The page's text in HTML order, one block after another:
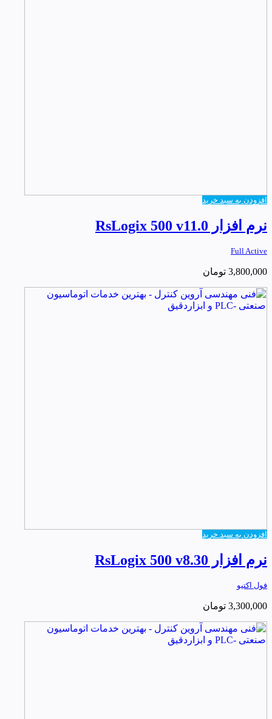
افزودن به سبد خرید
نرم افزار RsLogix 500 v11.0
Full Active
3,800,000 تومان
افزودن به سبد خرید
نرم افزار RsLogix 500 v8.30
فول اکتیو
3,300,000 تومان